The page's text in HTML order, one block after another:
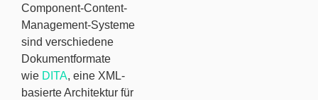
Component-Content-
Management-Systeme
sind verschiedene
Dokumentformate
wie DITA, eine XML-
basierte Architektur für